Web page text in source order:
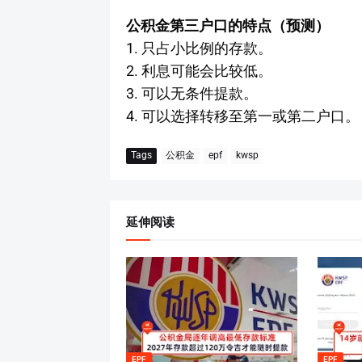
公积金第三户口的特点（预测）
1. 只占小比例的存款。
2. 利息可能会比较低。
3. 可以无条件提款。
4. 可以选择转移至第一或第二户口。
Tags 公积金 epf kwsp
延伸阅读
EPF EPF